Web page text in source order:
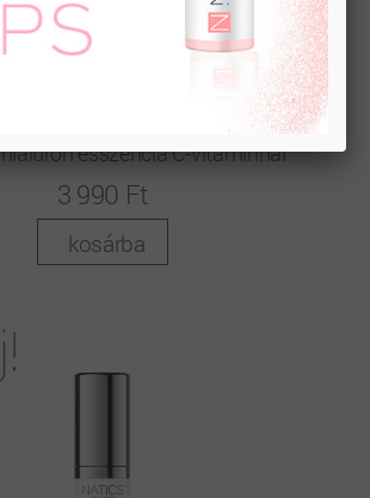
esszencia C-vitaminnal
3 990 Ft
kosárba